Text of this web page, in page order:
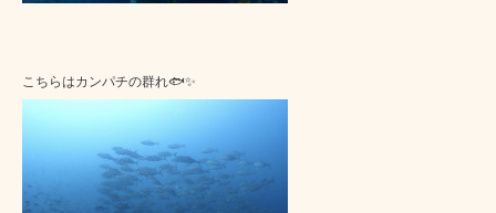
こちらはカンパチの群れ🐟✨